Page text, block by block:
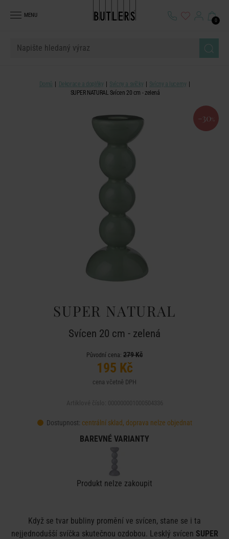
MENU
0
Domů Dekorace a doplňky Svícny a svíčky
Svícny a lucerny
SUPER NATURAL Svícen 20 cm - zelená
-30 %
SUPER NATURAL
Svícen 20 cm - zelená
Původní cena: 279 Kč
195 Kč
cena včetně DPH
Dostupnost: centrální sklad, doprava nelze objednat
BAREVNÉ VARIANTY
Produkt nelze zakoupit
Když se tvar bubliny promění ve svícen, stane se i ta
nejjednodušší svíčka skutečnou ozdobou. Lesklý svícen SUPER